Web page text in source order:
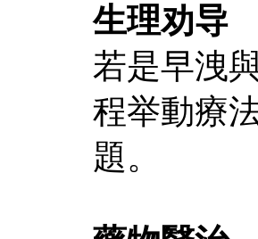
生理劝导
若是早洩
程举動療
題。